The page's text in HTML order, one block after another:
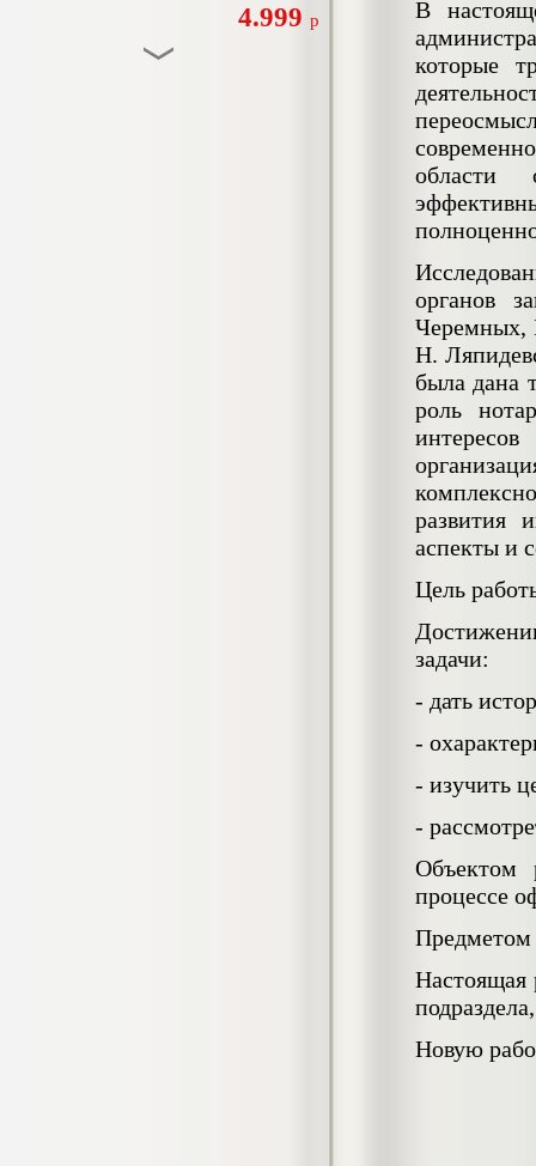
4.999 р
В
которые
области
органов
Н.
была дана
роль
развития
аспекты и
Цель
задачи:
- дать
-
- изучить
-
Объектом
процессе
Предметом
Настоящая
Новую